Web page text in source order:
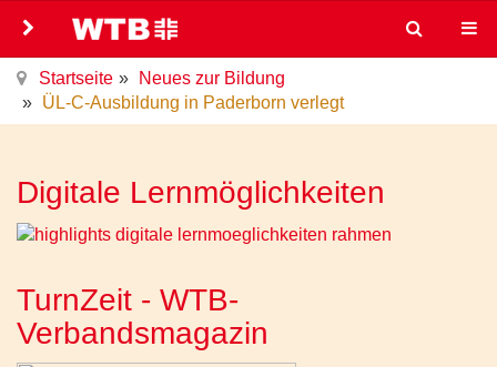
Startseite
Neues zur Bildung
ÜL-C-Ausbildung in Paderborn verlegt
Digitale Lernmöglichkeiten
TurnZeit - WTB-
Verbandsmagazin